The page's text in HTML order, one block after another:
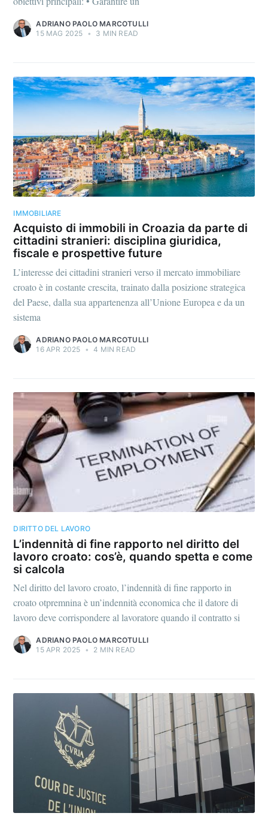
ADRIANO PAOLO MARCOTULLI
15 MAG 2025 • 3 MIN READ
IMMOBILIARE
Acquisto di immobili in Croazia da parte di
cittadini stranieri: disciplina giuridica,
fiscale e prospettive future
L’interesse dei cittadini stranieri verso il mercato immobiliare
croato è in costante crescita, trainato dalla posizione strategica
del Paese, dalla sua appartenenza all’Unione Europea e da un
sistema
ADRIANO PAOLO MARCOTULLI
16 APR 2025 • 4 MIN READ
DIRITTO DEL LAVORO
L’indennità di fine rapporto nel diritto del
lavoro croato: cos’è, quando spetta e come
si calcola
Nel diritto del lavoro croato, l’indennità di fine rapporto in
croato otpremnina è un’indennità economica che il datore di
lavoro deve corrispondere al lavoratore quando il contratto si
ADRIANO PAOLO MARCOTULLI
15 APR 2025 • 2 MIN READ